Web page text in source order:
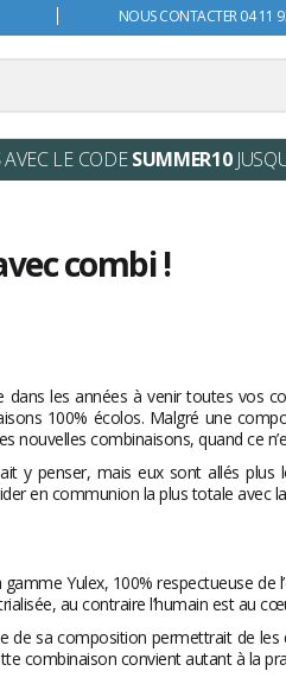
NOUS CONTACTER 04 11
AVEC LE CODESUMMER10
combi !
les années à venir toutes vos
100% écolos. Malgré une
combinaisons, quand ce
y penser, mais eux sont allés plus
en communion la plus totale avec
Yulex, 100% respectueuse de
au contraire l’humain est au
sa composition permettrait de
combinaison convient autant à la